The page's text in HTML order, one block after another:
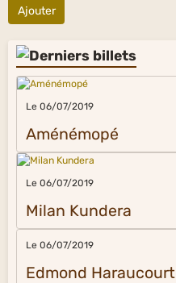
Ajouter
Le 06/07/2019
Aménémopé
Le 06/07/2019
Milan Kundera
Le 06/07/2019
Edmond Haraucourt